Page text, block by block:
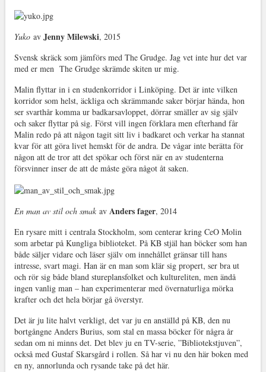
Yukoav Jenny Milewski, 2015
Svensk skräck som jämförs med The Grudge. Jag vet inte hur det var
med er men The Grudge skrämde skiten ur mig.
Malin flyttar in i en studenkorridor i Linköping. Det är inte vilken
korridor som helst, äckliga och skrämmande saker börjar hända, hon
ser svarthår komma ur badkarsavloppet, dörrar smäller av sig själv
och saker flyttar på sig. Först vill ingen förklara men efterhand får
Malin redo på att någon tagit sitt liv i badkaret och verkar ha stannat
kvar för att göra livet hemskt för de andra. De vågar inte berätta för
någon att de tror att det spökar och först när en av studenterna
försvinner inser de att de måste göra något åt saken.
En man av stil och smakav Anders fager, 2014
En rysare mitt i centrala Stockholm, som centerar kring CeO Molin
som arbetar på Kungliga biblioteket. På KB stjäl han böcker som han
både säljer vidare och läser själv om innehållet gränsar till hans
intresse, svart magi. Han är en man som klär sig propert, ser bra ut
och rör sig både bland stureplansfolket och kultureliten, men ändå
ingen vanlig man – han experimenterar med övernaturliga mörka
krafter och det hela börjar gå överstyr.
Det är ju lite halvt verkligt, det var ju en anställd på KB, den nu
bortgångne Anders Burius, som stal en massa böcker för några år
sedan om ni minns det. Det blev ju en TV-serie, ”Bibliotekstjuven”,
också med Gustaf Skarsgård i rollen. Så har vi nu den här boken med
en ny, annorlunda och rysande take på det här.